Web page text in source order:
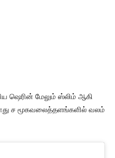
ஷெரின் மேலும் ஸ்லிம் ஆகி
ச மூகவலைத்தளங்களில் வலம்